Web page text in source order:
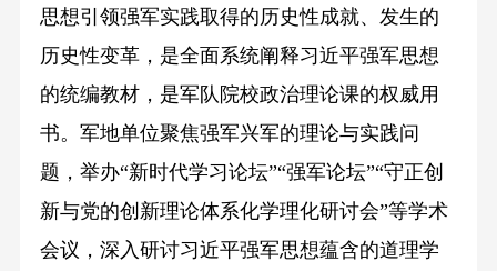
思想引领强军实践取得的历史性成就、发生的
历史性变革，是全面系统阐释习近平强军思想
的统编教材，是军队院校政治理论课的权威用
书。军地单位聚焦强军兴军的理论与实践问
题，举办“新时代学习论坛”“强军论坛”“守正创
新与党的创新理论体系化学理化研讨会”等学术
会议，深入研讨习近平强军思想蕴含的道理学